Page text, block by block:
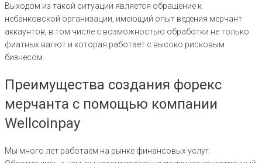
Выходом из такой ситуации является обращение к
небанковской организации, имеющий опыт ведения мерчант
аккаунтов, в том числе с возможностью обработки не только
фиатных валют и которая работает с высоко рисковым
бизнесом.
Преимущества создания форекс
мерчанта с помощью компании
Wellcoinpay
Мы много лет работаем на рынке финансовых услуг.